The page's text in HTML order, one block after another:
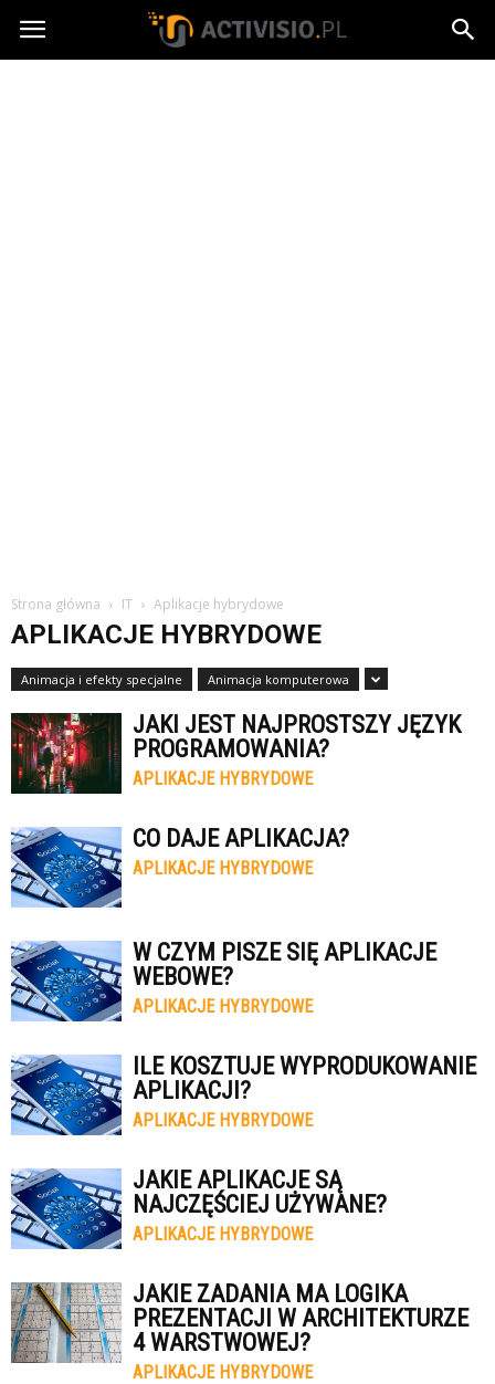
Activisio.pl
Strona główna IT Aplikacje hybrydowe
APLIKACJE HYBRYDOWE
Animacja i efekty specjalne Animacja komputerowa
JAKI JEST NAJPROSTSZY JĘZYK
PROGRAMOWANIA?
APLIKACJE HYBRYDOWE
CO DAJE APLIKACJA?
APLIKACJE HYBRYDOWE
W CZYM PISZE SIĘ APLIKACJE
WEBOWE?
APLIKACJE HYBRYDOWE
ILE KOSZTUJE WYPRODUKOWANIE
APLIKACJI?
APLIKACJE HYBRYDOWE
JAKIE APLIKACJE SĄ
NAJCZĘŚCIEJ UŻYWANE?
APLIKACJE HYBRYDOWE
JAKIE ZADANIA MA LOGIKA
PREZENTACJI W ARCHITEKTURZE
4 WARSTWOWEJ?
APLIKACJE HYBRYDOWE